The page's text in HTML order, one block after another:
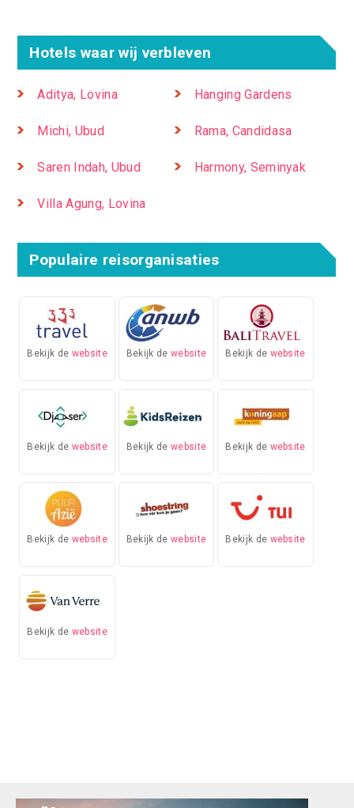
Hotels waar wij verbleven
Aditya, Lovina Hanging Gardens
Michi, Ubud Rama, Candidasa
Saren Indah, Ubud Harmony, Seminyak
Villa Agung, Lovina
Populaire reisorganisaties
Bekijk de website Bekijk dewebsite Bekijk de website
Bekijk de website Bekijk dewebsite Bekijk de website
Bekijk de website Bekijk dewebsite Bekijk de website
Bekijk de website